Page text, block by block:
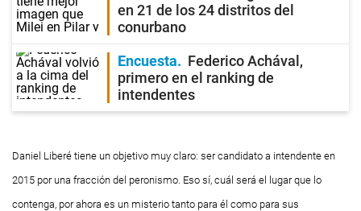
en 21 de los 24 distritos del
conurbano
Encuesta
Federico Achával,
primero en el ranking de
intendentes
Daniel Liberé tiene un objetivo muy claro: ser candidato a intendente en
2015 por una fracción del peronismo. Eso sí, cuál será el lugar que lo
contenga, por ahora es un misterio tanto para él como para sus